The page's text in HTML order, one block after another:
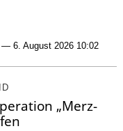
— 6. August 2026 10:02
„Merz-